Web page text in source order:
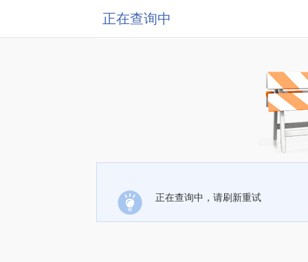
正在查询中
正在查询中，请刷新重试